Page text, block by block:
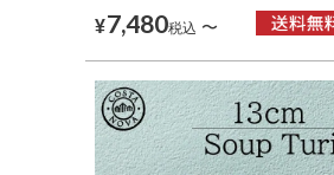
¥7,480税込 〜